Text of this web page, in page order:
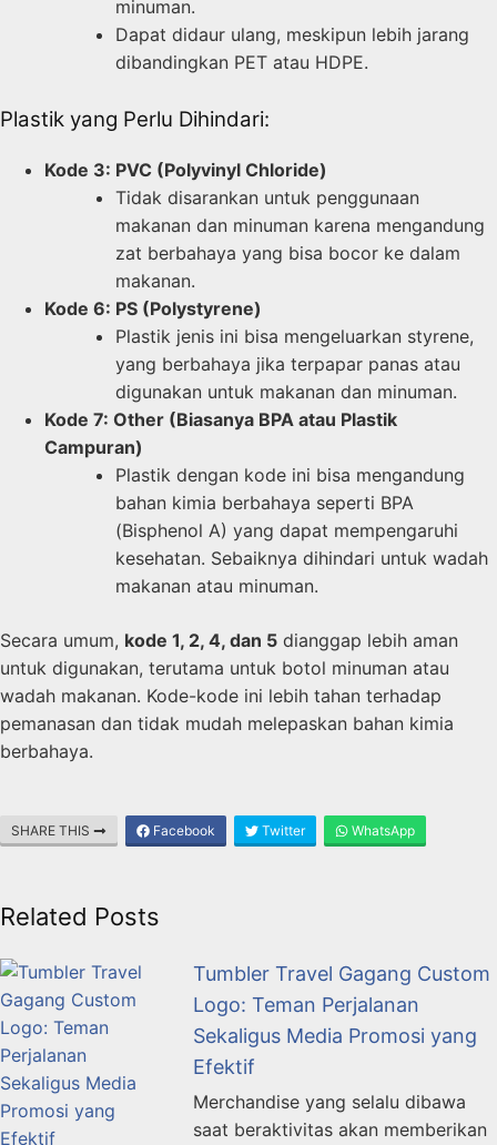
minuman.
Dapat didaur ulang, meskipun lebih jarang
dibandingkan PET atau HDPE.
Plastik yang Perlu Dihindari:
Kode 3: PVC (Polyvinyl Chloride)
Tidak disarankan untuk penggunaan
makanan dan minuman karena mengandung
zat berbahaya yang bisa bocor ke dalam
makanan.
Kode 6: PS (Polystyrene)
Plastik jenis ini bisa mengeluarkan styrene,
yang berbahaya jika terpapar panas atau
digunakan untuk makanan dan minuman.
Kode 7: Other (Biasanya BPA atau Plastik
Campuran)
Plastik dengan kode ini bisa mengandung
bahan kimia berbahaya seperti BPA
(Bisphenol A) yang dapat mempengaruhi
kesehatan. Sebaiknya dihindari untuk wadah
makanan atau minuman.
Secara umum, kode 1, 2, 4, dan 5 dianggap lebih aman
untuk digunakan, terutama untuk botol minuman atau
wadah makanan. Kode-kode ini lebih tahan terhadap
pemanasan dan tidak mudah melepaskan bahan kimia
berbahaya.
SHARE THIS Facebook Twitter WhatsApp
Related Posts
Tumbler Travel Gagang Custom
Logo: Teman Perjalanan
Sekaligus Media Promosi yang
Efektif
Merchandise yang selalu dibawa
saat beraktivitas akan memberikan